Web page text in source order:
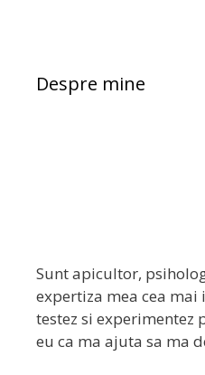
Despre mine
Sunt apicultor,
expertiza mea cea mai
testez si experimentez
eu ca ma ajuta sa ma